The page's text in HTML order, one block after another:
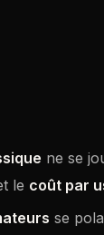
ne se
le coût par
se